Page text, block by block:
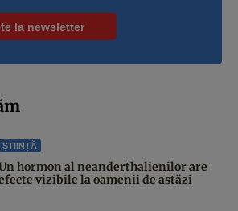
ȘTIINȚĂ
hormon al neanderthalienilor are
vizibile la oamenii de astăzi